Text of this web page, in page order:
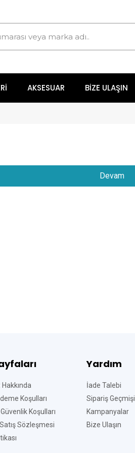
AKSESUAR BIZE ULAŞIN
Devam
Koşulları
Koşulları
Sözleşmesi
Yardım
İade Talebi
Sipariş Geçmişi
Kampanyalar
Bize Ulaşın